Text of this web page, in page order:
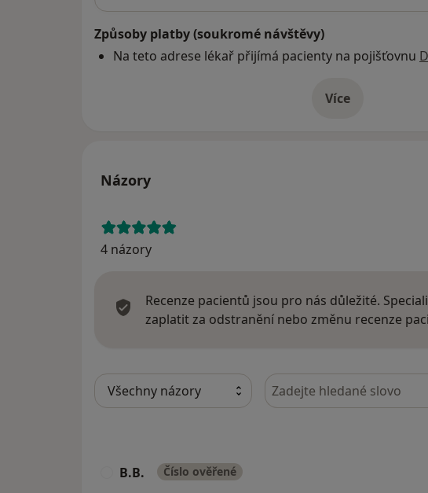
Způsoby platby (soukromé návštěvy)
Na teto adrese lékař přijímá pacienty na pojišťovnu
Víceo adrese
Názory
4 názory
Recenze pacientů jsou pro nás důležité.
zaplatit za odstranění nebo změnu recenze
Hledejte v názorech
B.B. Číslo ověřené